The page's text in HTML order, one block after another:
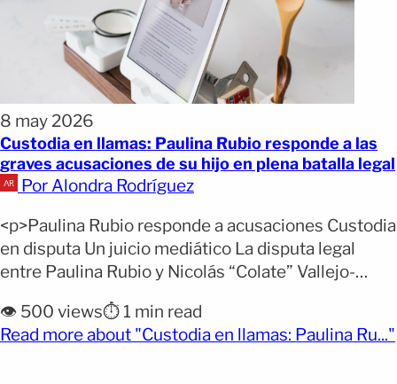
8 may 2026
Custodia en llamas: Paulina Rubio responde a las
graves acusaciones de su hijo en plena batalla legal
Por Alondra Rodríguez
<p>Paulina Rubio responde a acusaciones Custodia
en disputa Un juicio mediático La disputa legal
entre Paulina Rubio y Nicolás “Colate” Vallejo-
hacerse públicas acusaciones realizadas por
Andrea Nicolás contra su madre. En medio del
👁️ 500 views⏱️ 1 min read
Read more about "Custodia en llamas: Paulina Ru..."